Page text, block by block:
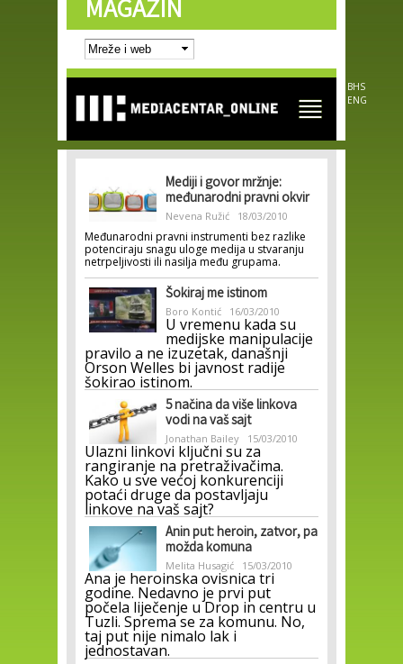
Skip to
main
content
MAGAZIN
BHS
ENG
Mediji i govor mržnje:
međunarodni pravni okvir
Nevena Ružić 18/03/2010
Međunarodni pravni instrumenti bez razlike
potenciraju snagu uloge medija u stvaranju
netrpeljivosti ili nasilja među grupama.
Šokiraj me istinom
Boro Kontić 16/03/2010
U vremenu kada su
medijske manipulacije
pravilo a ne izuzetak, današnji
Orson Welles bi javnost radije
šokirao istinom.
5 načina da više linkova
vodi na vaš sajt
Jonathan Bailey 15/03/2010
Ulazni linkovi ključni su za
rangiranje na pretraživačima.
Kako u sve većoj konkurenciji
potaći druge da postavljaju
linkove na vaš sajt?
Anin put: heroin, zatvor, pa
možda komuna
Melita Husagić 15/03/2010
Ana je heroinska ovisnica tri
godine. Nedavno je prvi put
počela liječenje u Drop in centru u
Tuzli. Sprema se za komunu. No,
taj put nije nimalo lak i
jednostavan.